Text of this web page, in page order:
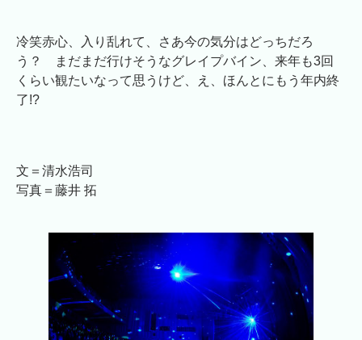
冷笑赤心、入り乱れて、さあ今の気分はどっちだろ
う？ まだまだ行けそうなグレイプバイン、来年も3回
くらい観たいなって思うけど、え、ほんとにもう年内終
了!?
文＝清水浩司
写真＝藤井 拓